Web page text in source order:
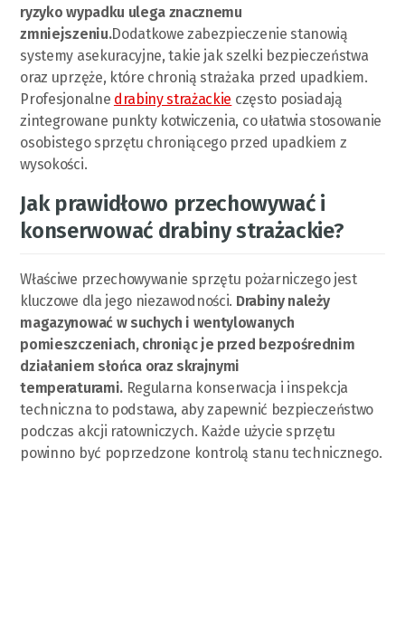
ryzyko wypadku ulega znacznemu
zmniejszeniu.Dodatkowe zabezpieczenie stanowią
systemy asekuracyjne, takie jak szelki bezpieczeństwa
oraz uprzęże, które chronią strażaka przed upadkiem.
Profesjonalne drabiny strażackie często posiadają
zintegrowane punkty kotwiczenia, co ułatwia stosowanie
osobistego sprzętu chroniącego przed upadkiem z
wysokości.
Jak prawidłowo przechowywać i
konserwować drabiny strażackie?
Właściwe przechowywanie sprzętu pożarniczego jest
kluczowe dla jego niezawodności. Drabiny należy
magazynować w suchych i wentylowanych
pomieszczeniach, chroniąc je przed bezpośrednim
działaniem słońca oraz skrajnymi
temperaturami.Regularna konserwacja i inspekcja
techniczna to podstawa, aby zapewnić bezpieczeństwo
podczas akcji ratowniczych. Każde użycie sprzętu
powinno być poprzedzone kontrolą stanu technicznego.